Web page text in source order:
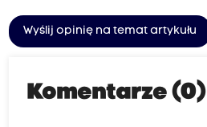
Wyślij opinię na temat artykułu
Komentarze (0)